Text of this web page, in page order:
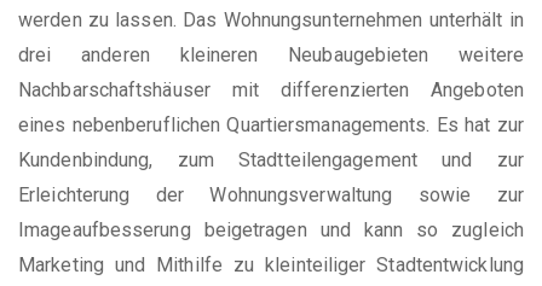
werden zu lassen. Das Wohnungsunternehmen unterhält in
drei anderen kleineren Neubaugebieten weitere
Nachbarschaftshäuser mit differenzierten Angeboten
eines nebenberuflichen Quartiersmanagements. Es hat zur
Kundenbindung, zum Stadtteilengagement und zur
Erleichterung der Wohnungsverwaltung sowie zur
Imageaufbesserung beigetragen und kann so zugleich
Marketing und Mithilfe zu kleinteiliger Stadtentwicklung